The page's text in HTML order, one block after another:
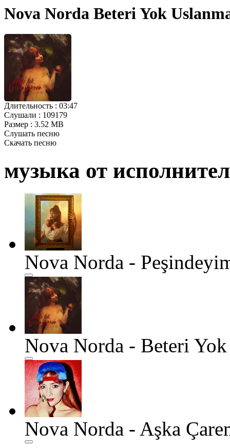
Nova Norda Beteri Yok
Длительность : 03:47
Слушали : 109179
Размер : 3.52 MB
Слушать песню
Скачать песню
музыка от
Nova Norda -
Nova Norda - Beteri
Nova Norda - Aşka